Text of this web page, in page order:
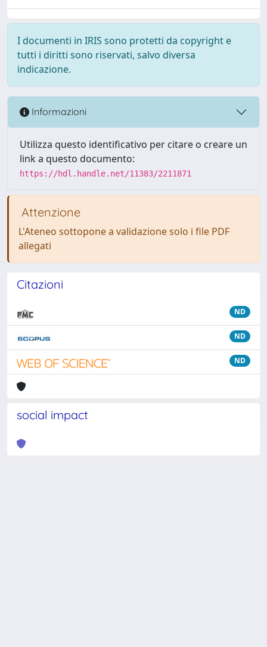
I documenti in IRIS sono protetti da copyright e
tutti i diritti sono riservati, salvo diversa
indicazione.
Informazioni
Utilizza questo identificativo per citare o creare un
link a questo documento:
https://hdl.handle.net/11383/2211871
Attenzione
L'Ateneo sottopone a validazione solo i file PDF
allegati
Citazioni
ND
ND
ND
social impact